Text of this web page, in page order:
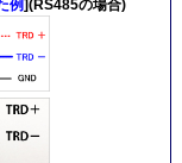
例](RS485の場合)